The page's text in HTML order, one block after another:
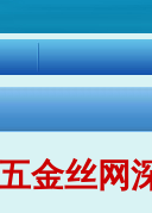
金丝网